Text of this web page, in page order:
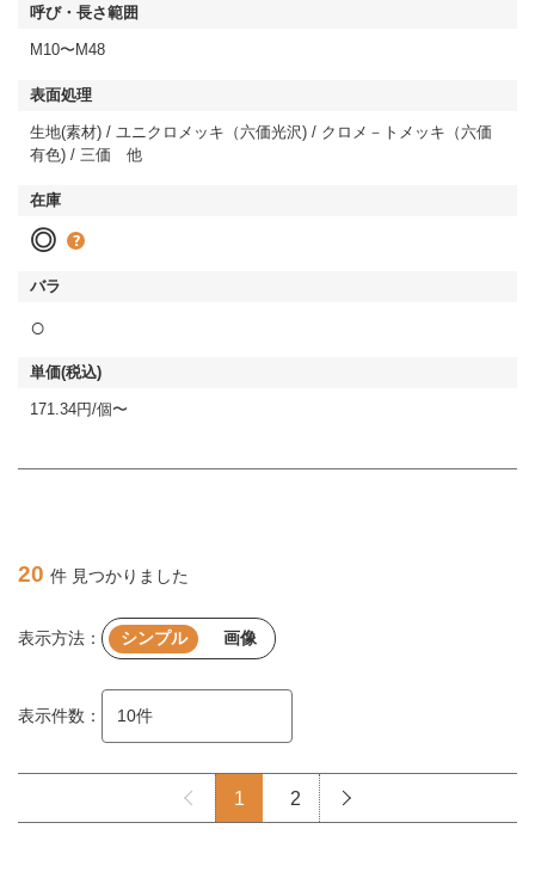
M10〜M48
生地(素材) / ユニクロメッキ（六価光沢) / クロメ－トメッキ（六価
有色) / 三価 他
◎
○
171.34円/個〜
20 件 見つかりました
表示方法： シンプル 画像
表示件数：
1 2